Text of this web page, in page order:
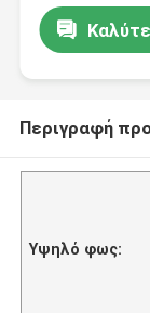
Περιγραφή
Υψηλό φως: